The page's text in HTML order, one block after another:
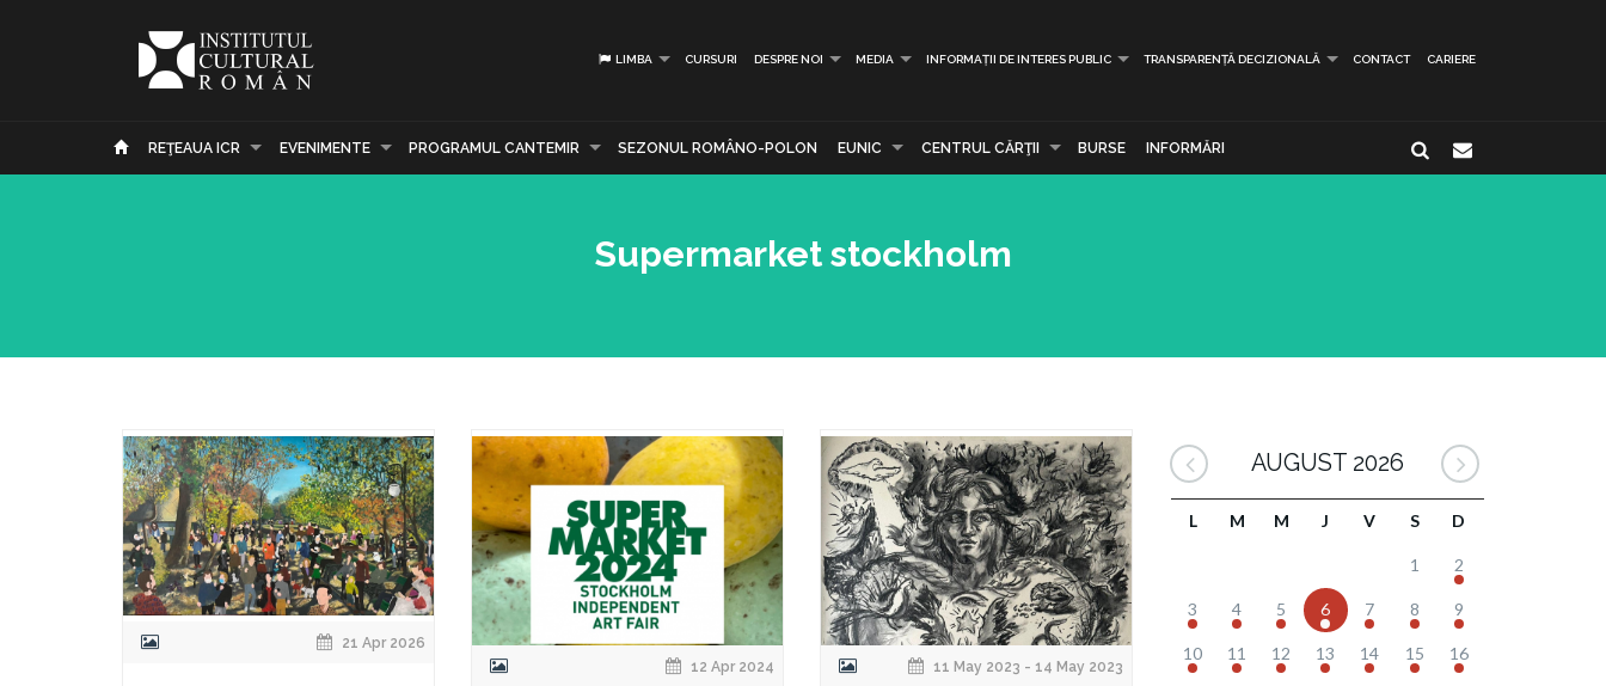
LIMBA CURSURI DESPRE NOI MEDIA INFORMAȚII DE INTERES PUBLIC TRANSPARENȚĂ DECIZIONALĂ CONTACT CARIERE
REŢEAUA ICR EVENIMENTE PROGRAMUL CANTEMIR SEZONUL ROMÂNO-POLON EUNIC CENTRUL CĂRŢII BURSE INFORMĂRI
Supermarket stockholm
21 Apr 2026
12 Apr 2024 11 May 2023 - 14 May 2023
AUGUST 2026
L M M J V S D
1 2
3 4 5 6 7 8 9
10 11 12 13 14 15 16